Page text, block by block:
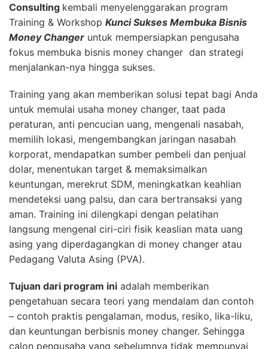
Consulting kembali menyelenggarakan program
Training & Workshop Kunci Sukses Membuka Bisnis
Money Changer untuk mempersiapkan pengusaha
fokus membuka bisnis money changer dan strategi
menjalankan-nya hingga sukses.
Training yang akan memberikan solusi tepat bagi Anda
untuk memulai usaha money changer, taat pada
peraturan, anti pencucian uang, mengenali nasabah,
memilih lokasi, mengembangkan jaringan nasabah
korporat, mendapatkan sumber pembeli dan penjual
dolar, menentukan target & memaksimalkan
keuntungan, merekrut SDM, meningkatkan keahlian
mendeteksi uang palsu, dan cara bertransaksi yang
aman. Training ini dilengkapi dengan pelatihan
langsung mengenal ciri-ciri fisik keaslian mata uang
asing yang diperdagangkan di money changer atau
Pedagang Valuta Asing (PVA).
Tujuan dari program ini adalah memberikan
pengetahuan secara teori yang mendalam dan contoh
– contoh praktis pengalaman, modus, resiko, lika-liku,
dan keuntungan berbisnis money changer. Sehingga
calon pengusaha yang sebelumnya tidak mempunyai